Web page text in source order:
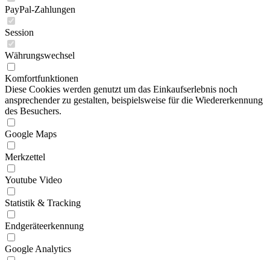
PayPal-Zahlungen
Session
Währungswechsel
Komfortfunktionen
Diese Cookies werden genutzt um das Einkaufserlebnis noch
ansprechender zu gestalten, beispielsweise für die Wiedererkennung
des Besuchers.
Google Maps
Merkzettel
Youtube Video
Statistik & Tracking
Endgeräteerkennung
Google Analytics